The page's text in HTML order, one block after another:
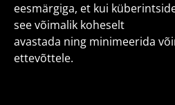
eesmärgiga, et kui
see võimalik koheselt
avastada ning minimeerida
ettevõttele.